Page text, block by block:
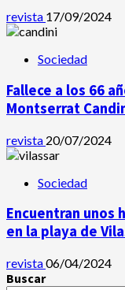
revista 17/09/2024
Sociedad
Fallece a los 66
Montserrat
revista 20/07/2024
Sociedad
Encuentran unos
en la playa de
revista06/04/2024
Buscar